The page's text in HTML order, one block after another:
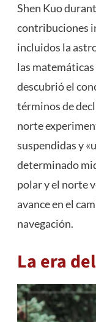
Shen Kuo
contribuciones
incluidos la
las matemáticas
descubrió el
términos de
norte
suspendidas y
determinado
polar y el norte
avance en el
navegación.
La era